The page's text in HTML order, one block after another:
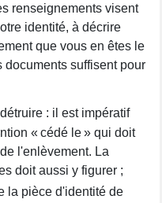
renseignements visent
identité, à décrire
que vous en êtes le
documents suffisent pour
: il est impératif
« cédé le » qui doit
l'enlèvement. La
doit aussi y figurer ;
la pièce d'identité de